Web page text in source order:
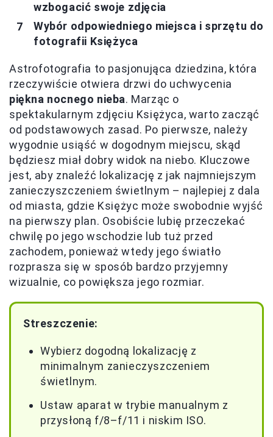
wzbogacić swoje zdjęcia
Wybór odpowiedniego miejsca i sprzętu do
fotografii Księżyca
Astrofotografia to pasjonująca dziedzina, która
rzeczywiście otwiera drzwi do uchwycenia
piękna nocnego nieba. Marząc o
spektakularnym zdjęciu Księżyca, warto zacząć
od podstawowych zasad. Po pierwsze, należy
wygodnie usiąść w dogodnym miejscu, skąd
będziesz miał dobry widok na niebo. Kluczowe
jest, aby znaleźć lokalizację z jak najmniejszym
zanieczyszczeniem świetlnym – najlepiej z dala
od miasta, gdzie Księżyc może swobodnie wyjść
na pierwszy plan. Osobiście lubię przeczekać
chwilę po jego wschodzie lub tuż przed
zachodem, ponieważ wtedy jego światło
rozprasza się w sposób bardzo przyjemny
wizualnie, co powiększa jego rozmiar.
Streszczenie:
Wybierz dogodną lokalizację z
minimalnym zanieczyszczeniem
świetlnym.
Ustaw aparat w trybie manualnym z
przysłoną f/8–f/11 i niskim ISO.